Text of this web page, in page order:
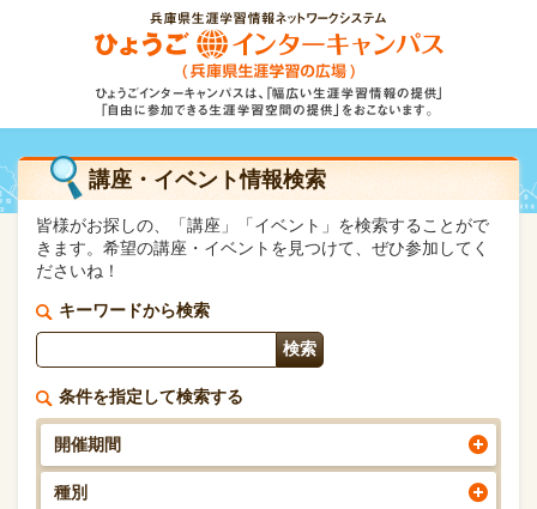
講座・イベント情報検索
皆様がお探しの、「講座」「イベント」を検索することがで
きます。希望の講座・イベントを見つけて、ぜひ参加してく
ださいね！
キーワードから検索
条件を指定して検索する
開催期間
種別